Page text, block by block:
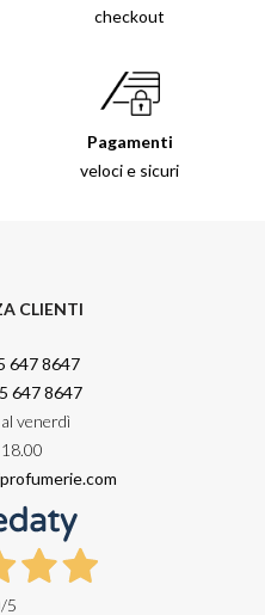
checkout
Pagamenti
veloci e sicuri
CLIENTI
647 8647
647 8647
venerdì
/5